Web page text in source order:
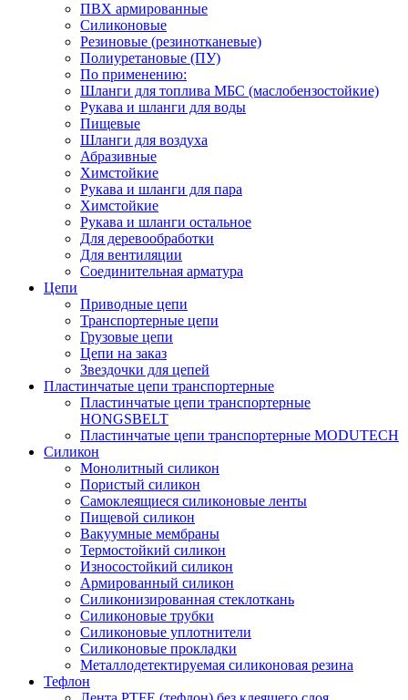
ПВХ армированные
Силиконовые
Резиновые (резинотканевые)
Полиуретановые (ПУ)
По применению:
Шланги для топлива МБС (маслобензостойкие)
Рукава и шланги для воды
Пищевые
Шланги для воздуха
Абразивные
Химстойкие
Рукава и шланги для пара
Химстойкие
Рукава и шланги остальное
Для деревообработки
Для вентиляции
Соединительная арматура
Цепи
Приводные цепи
Транспортерные цепи
Грузовые цепи
Цепи на заказ
Звездочки для цепей
Пластинчатые цепи транспортерные
Пластинчатые цепи транспортерные
HONGSBELT
Пластинчатые цепи транспортерные MODUTECH
Силикон
Монолитный силикон
Пористый силикон
Самоклеящиеся силиконовые ленты
Пищевой силикон
Вакуумные мембраны
Термостойкий силикон
Износостойкий силикон
Армированный силикон
Силиконизированная стеклоткань
Силиконовые трубки
Силиконовые уплотнители
Силиконовые прокладки
Металлодетектируемая силиконовая резина
Тефлон